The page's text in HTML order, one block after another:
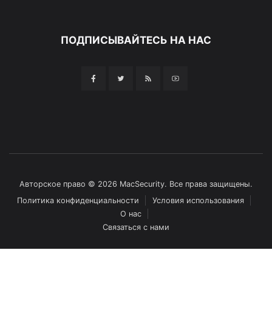
ПОДПИСЫВАЙТЕСЬ НА НАС
Авторское право © 2026 MacSecurity. Все права защищены.
Политика конфиденциальности
Условия использования
О нас
Связаться с нами